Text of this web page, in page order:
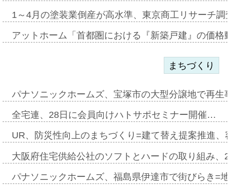
1～4月の塗装業倒産が高水準、東京商工リサーチ
アットホーム「首都圏における『新築戸建』の価
まちづくり
パナソニックホームズ、宝塚市の大型分譲地で再
全宅連、28日に会員向けハトサポセミナー開催…
UR、防災性向上のまちづくり=建て替え提案推進
大阪府住宅供給公社のソフトとハードの取り組み
パナソニックホームズ、福島県伊達市で街びらき=